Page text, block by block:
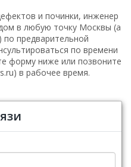
и починки, инженер
в любую точку Москвы (а
по предварительной
по времени
форму ниже или позвоните
в рабочее время.